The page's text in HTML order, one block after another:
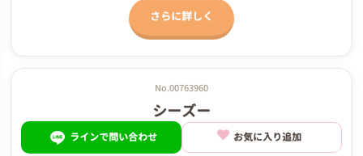
さらに詳しく
No.00763960
シーズー
ラインで問い合わせ お気に入り追加